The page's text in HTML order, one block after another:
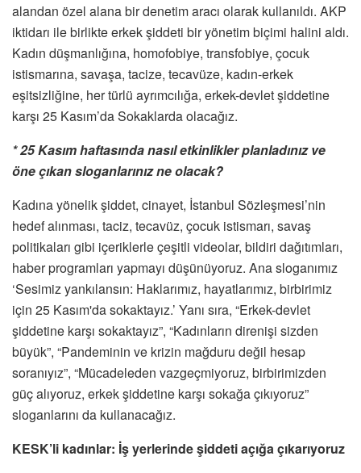
alandan özel alana bir denetim aracı olarak kullanıldı. AKP
iktidarı ile birlikte erkek şiddeti bir yönetim biçimi halini aldı.
Kadın düşmanlığına, homofobiye, transfobiye, çocuk
istismarına, savaşa, tacize, tecavüze, kadın-erkek
eşitsizliğine, her türlü ayrımcılığa, erkek-devlet şiddetine
karşı 25 Kasım’da Sokaklarda olacağız.
* 25 Kasım haftasında nasıl etkinlikler planladınız ve
öne çıkan sloganlarınız ne olacak?
Kadına yönelik şiddet, cinayet, İstanbul Sözleşmesi’nin
hedef alınması, taciz, tecavüz, çocuk istismarı, savaş
politikaları gibi içeriklerle çeşitli videolar, bildiri dağıtımları,
haber programları yapmayı düşünüyoruz. Ana sloganımız
‘Sesimiz yankılansın: Haklarımız, hayatlarımız, birbirimiz
için 25 Kasım'da sokaktayız.’ Yanı sıra, “Erkek-devlet
şiddetine karşı sokaktayız”, “Kadınların direnişi sizden
büyük”, “Pandeminin ve krizin mağduru değil hesap
soranıyız”, “Mücadeleden vazgeçmiyoruz, birbirimizden
güç alıyoruz, erkek şiddetine karşı sokağa çıkıyoruz”
sloganlarını da kullanacağız.
KESK’li kadınlar: İş yerlerinde şiddeti açığa çıkarıyoruz